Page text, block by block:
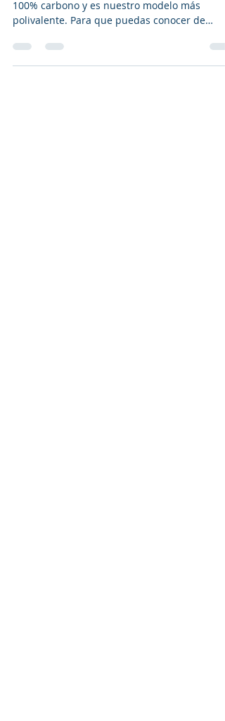
100% carbono y es nuestro modelo más
polivalente. Para que puedas conocer de